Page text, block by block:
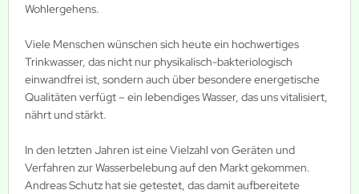
Wohlergehens.
Viele Menschen wünschen sich heute ein hochwertiges
Trinkwasser, das nicht nur physikalisch-bakteriologisch
einwandfrei ist, sondern auch über besondere energetische
Qualitäten verfügt – ein lebendiges Wasser, das uns vitalisiert,
nährt und stärkt.
In den letzten Jahren ist eine Vielzahl von Geräten und
Verfahren zur Wasserbelebung auf den Markt gekommen.
Andreas Schutz hat sie getestet, das damit aufbereitete